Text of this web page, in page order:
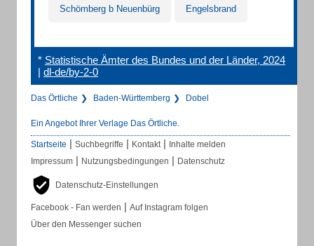
Schömberg b Neuenbürg Engelsbrand
* Statistische Ämter des Bundes und der Länder, 2024
| dl-de/by-2-0
Das Örtliche Baden-Württemberg Dobel
Ein Angebot Ihrer Verlage Das Örtliche.
Startseite | Suchbegriffe | Kontakt | Inhalte melden
Impressum | Nutzungsbedingungen | Datenschutz
Datenschutz-Einstellungen
Facebook - Fan werden | Auf Instagram folgen
Über den Messenger suchen